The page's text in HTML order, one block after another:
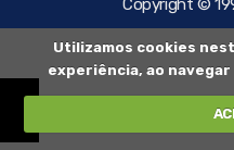
Copyright ©
Utilizamos cookies
experiência, ao navegar